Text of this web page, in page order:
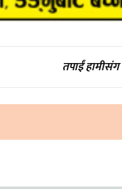
तपाईं हामीसंग